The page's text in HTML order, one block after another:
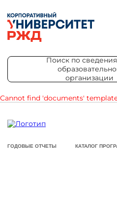
Поиск по
образовательной
организации
ЛИЧНЫЙ КАБИНЕТ
ЗНАНИЯ.ЭКСПРЕСС
Поиск по
организации
Cannot find 'documents'
ГОДОВЫЕ ОТЧЕТЫ КАТАЛОГ